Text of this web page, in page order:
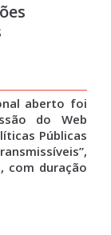
aberto foi
do Web
Públicas
com duração